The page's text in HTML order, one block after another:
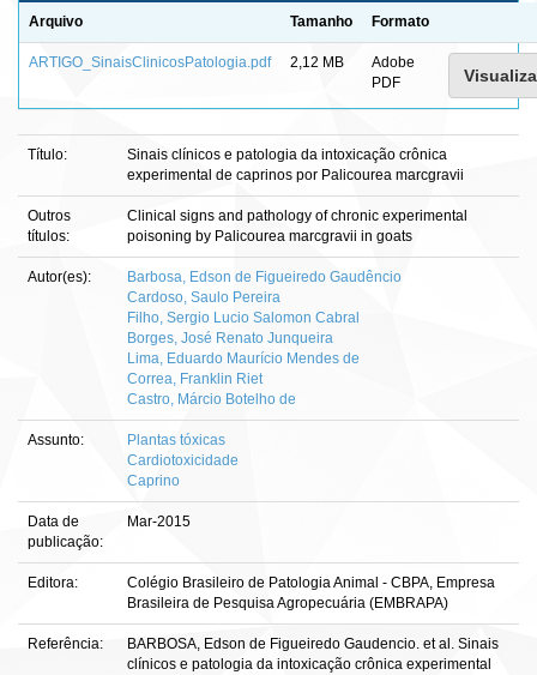
Arquivo Tamanho Formato
ARTIGO_SinaisClinicosPatologia.pdf 2,12 MB
Adobe
PDF
Título:
Sinais clínicos e patologia da intoxicação crônica
experimental de caprinos por Palicourea marcgravii
Outros
títulos:
Clinical signs and pathology of chronic experimental
poisoning by Palicourea marcgravii in goats
Autor(es):
Barbosa, Edson de Figueiredo Gaudêncio
Cardoso, Saulo Pereira
Filho, Sergio Lucio Salomon Cabral
Borges, José Renato Junqueira
Lima, Eduardo Maurício Mendes de
Correa, Franklin Riet
Castro, Márcio Botelho de
Assunto:
Plantas tóxicas
Cardiotoxicidade
Caprino
Data de
publicação:
Mar-2015
Editora:
Colégio Brasileiro de Patologia Animal - CBPA, Empresa
Brasileira de Pesquisa Agropecuária (EMBRAPA)
Referência:
BARBOSA, Edson de Figueiredo Gaudencio. et al. Sinais
clínicos e patologia da intoxicação crônica experimental